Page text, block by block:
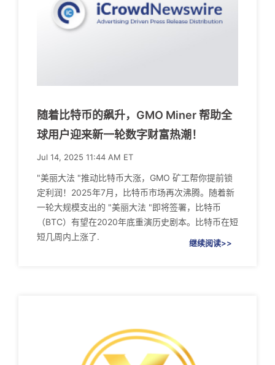
随着比特币的飙升，GMO Miner 帮助全
球用户迎来新一轮数字财富热潮！
Jul 14, 2025 11:44 AM ET
"美丽大法 "推动比特币大涨，GMO 矿工帮你提前锁
定利润！2025年7月，比特币市场再次沸腾。随着新
一轮大规模支出的 "美丽大法 "即将签署，比特币
（BTC）有望在2020年底重演历史剧本。比特币在短
短几周内上涨了.
继续阅读>>